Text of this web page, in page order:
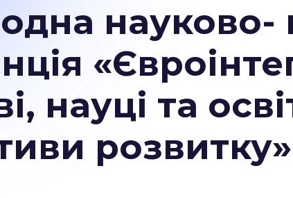
науково-
науці та
розвитку»